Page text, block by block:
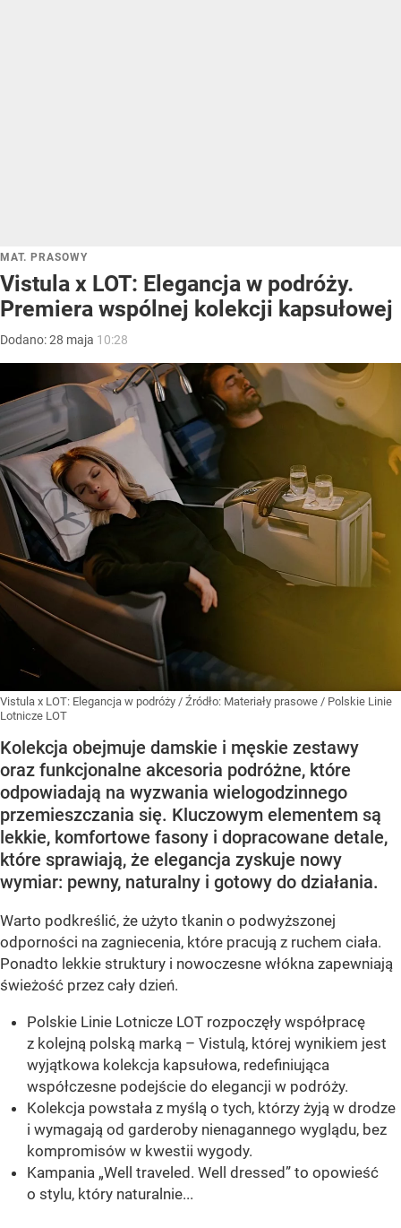
MAT. PRASOWY
Vistula x LOT: Elegancja w podróży.
Premiera wspólnej kolekcji kapsułowej
Dodano:28 maja 10:28
Vistula x LOT: Elegancja w podróży / Źródło: Materiały prasowe / Polskie Linie
Lotnicze LOT
Kolekcja obejmuje damskie i męskie zestawy
oraz funkcjonalne akcesoria podróżne, które
odpowiadają na wyzwania wielogodzinnego
przemieszczania się. Kluczowym elementem są
lekkie, komfortowe fasony i dopracowane detale,
które sprawiają, że elegancja zyskuje nowy
wymiar: pewny, naturalny i gotowy do działania.
Warto podkreślić, że użyto tkanin o podwyższonej
odporności na zagniecenia, które pracują z ruchem ciała.
Ponadto lekkie struktury i nowoczesne włókna zapewniają
świeżość przez cały dzień.
Polskie Linie Lotnicze LOT rozpoczęły współpracę
z kolejną polską marką – Vistulą, której wynikiem jest
wyjątkowa kolekcja kapsułowa, redefiniująca
współczesne podejście do elegancji w podróży.
Kolekcja powstała z myślą o tych, którzy żyją w drodze
i wymagają od garderoby nienagannego wyglądu, bez
kompromisów w kwestii wygody.
Kampania „Well traveled. Well dressed” to opowieść
o stylu, który naturalnie...